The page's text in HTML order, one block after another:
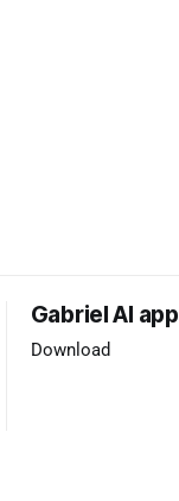
Gabriel AI app
Download